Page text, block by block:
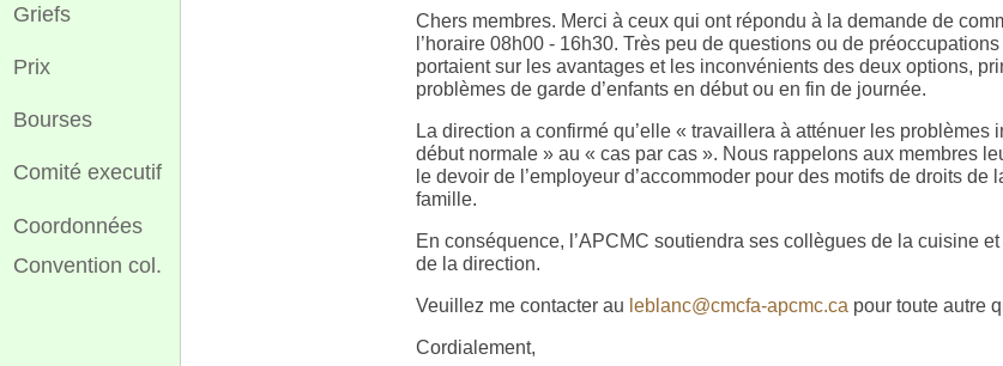
Griefs
Prix
Bourses
Comité executif
Coordonnées
Convention col.
Chers membres. Merci à ceux qui ont répondu à la demande de
l’horaire 08h00 - 16h30. Très peu de questions ou de
portaient sur les avantages et les inconvénients des deux options,
problèmes de garde d’enfants en début ou en fin de journée.
La direction a confirmé qu’elle « travaillera à atténuer les
début normale » au « cas par cas ». Nous rappelons aux membres
le devoir de l’employeur d’accommoder pour des motifs de droits
famille.
En conséquence, l’APCMC soutiendra ses collègues de la cuisine
de la direction.
Veuillez me contacter au leblanc@cmcfa-apcmc.ca pour toute autre
Cordialement,